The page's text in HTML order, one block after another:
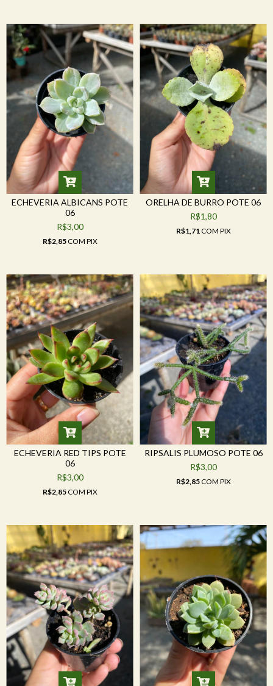
ECHEVERIA ALBICANS POTE
06
R$3,00
R$2,85COM PIX
ORELHA DE BURRO POTE 06
R$1,80
R$1,71 COM PIX
ECHEVERIA RED TIPS POTE
06
R$3,00
R$2,85COM PIX
RIPSALIS PLUMOSO POTE 06
R$3,00
R$2,85COM PIX